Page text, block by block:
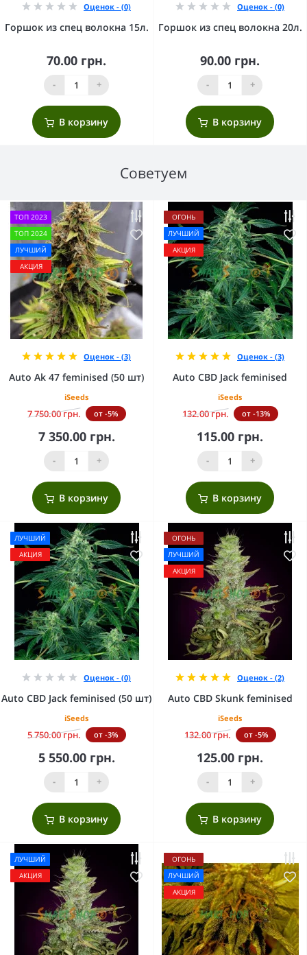
Оценок - (0)
Горшок из спец волокна 15л.
70.00 грн.
- +
В корзину
Оценок - (0)
Горшок из спец волокна 20л.
90.00 грн.
- +
В корзину
Советуем
ТОП 2023
ТОП 2024
ЛУЧШИЙ
АКЦИЯ
Оценок - (3)
Auto Ak 47 feminised (50 шт)
iSeeds
7 750.00 грн. от -5%
7 350.00 грн.
- +
В корзину
ОГОНЬ
ЛУЧШИЙ
АКЦИЯ
Оценок - (3)
Auto CBD Jack feminised
iSeeds
132.00 грн. от -13%
115.00 грн.
- +
В корзину
ЛУЧШИЙ
АКЦИЯ
Оценок - (0)
Auto CBD Jack feminised (50 шт)
iSeeds
5 750.00 грн. от -3%
5 550.00 грн.
- +
В корзину
ОГОНЬ
ЛУЧШИЙ
АКЦИЯ
Оценок - (2)
Auto CBD Skunk feminised
iSeeds
132.00 грн. от -5%
125.00 грн.
- +
В корзину
ЛУЧШИЙ
АКЦИЯ
ОГОНЬ
ЛУЧШИЙ
АКЦИЯ